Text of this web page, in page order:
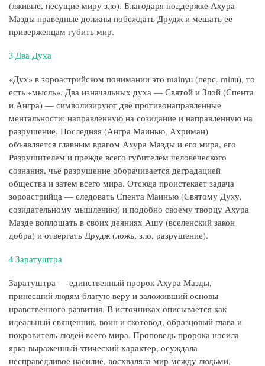
(лживые, несущие миру зло). Благодаря поддержке Ахура
Мазды праведные должны побеждать Друдж и мешать её
приверженцам губить мир.
3 Два Духа
«Дух» в зороастрийском понимании это mainyu (перс. minu), то
есть «мысль». Два изначальных духа — Святой и Злой (Спента
и Ангра) — символизируют две противонаправленные
ментальности: направленную на созидание и направленную на
разрушение. Последняя (Ангра Маинью, Ахриман)
объявляется главным врагом Ахура Мазды и его мира, его
Разрушителем и прежде всего губителем человеческого
сознания, чьё разрушение оборачивается деградацией
общества и затем всего мира. Отсюда проистекает задача
зороастрийца — следовать Спента Маинью (Святому Духу,
созидательному мышлению) и подобно своему творцу Ахура
Мазде воплощать в своих деяниях Ашу (вселенский закон
добра) и отвергать Друдж (ложь, зло, разрушение).
4 Заратуштра
Заратуштра — единственный пророк Ахура Мазды,
принесший людям благую веру и заложивший основы
нравственного развития. В источниках описывается как
идеальный священник, воин и скотовод, образцовый глава и
покровитель людей всего мира. Проповедь пророка носила
ярко выраженный этический характер, осуждала
несправедливое насилие, восхваляла мир между людьми,